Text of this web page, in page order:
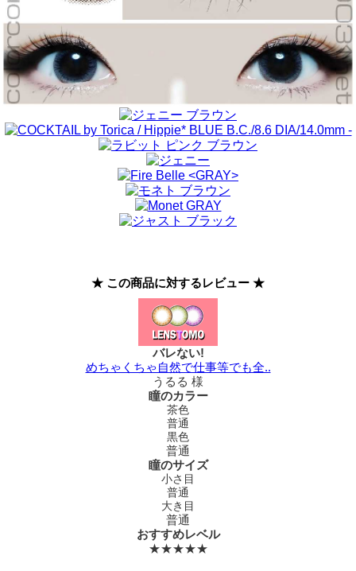
★ この商品に対するレビュー ★
バレない!
めちゃくちゃ自然で仕事等でも全..
うるる 様
瞳のカラー
茶色
普通
黒色
普通
瞳のサイズ
小さ目
普通
大き目
普通
おすすめレベル
★★★★★